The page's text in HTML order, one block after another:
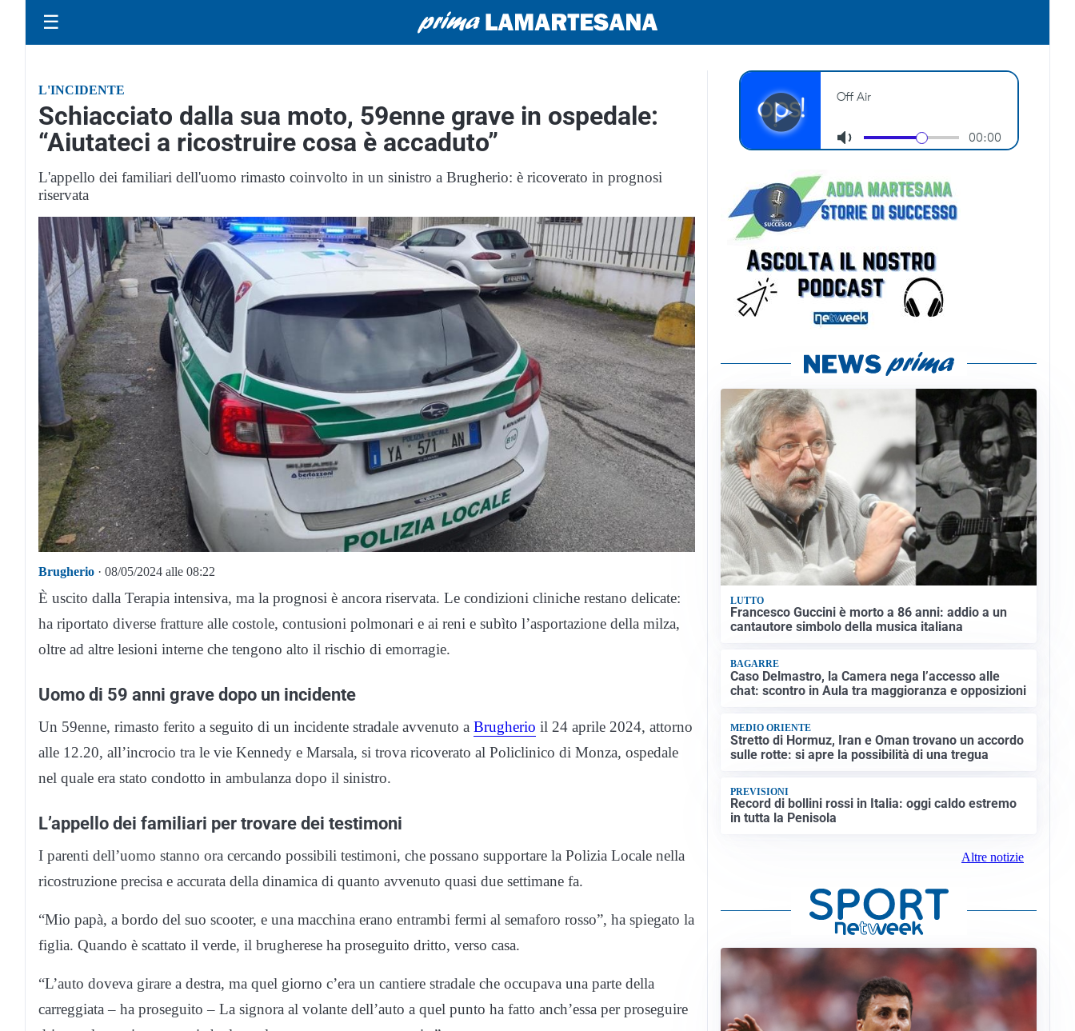
☰
L'INCIDENTE
Schiacciato dalla sua moto, 59enne grave in ospedale:
“Aiutateci a ricostruire cosa è accaduto”
L'appello dei familiari dell'uomo rimasto coinvolto in un sinistro a Brugherio: è ricoverato in prognosi
riservata
Brugherio · 08/05/2024 alle 08:22
È uscito dalla Terapia intensiva, ma la prognosi è ancora riservata. Le condizioni cliniche restano delicate:
ha riportato diverse fratture alle costole, contusioni polmonari e ai reni e subìto l’asportazione della milza,
oltre ad altre lesioni interne che tengono alto il rischio di emorragie.
Uomo di 59 anni grave dopo un incidente
Un 59enne, rimasto ferito a seguito di un incidente stradale avvenuto a Brugherio il 24 aprile 2024, attorno
alle 12.20, all’incrocio tra le vie Kennedy e Marsala, si trova ricoverato al Policlinico di Monza, ospedale
nel quale era stato condotto in ambulanza dopo il sinistro.
L’appello dei familiari per trovare dei testimoni
I parenti dell’uomo stanno ora cercando possibili testimoni, che possano supportare la Polizia Locale nella
ricostruzione precisa e accurata della dinamica di quanto avvenuto quasi due settimane fa.
“Mio papà, a bordo del suo scooter, e una macchina erano entrambi fermi al semaforo rosso”, ha spiegato la
figlia. Quando è scattato il verde, il brugherese ha proseguito dritto, verso casa.
“L’auto doveva girare a destra, ma quel giorno c’era un cantiere stradale che occupava una parte della
carreggiata – ha proseguito – La signora al volante dell’auto a quel punto ha fatto anch’essa per proseguire
LUTTO
Francesco Guccini è morto a 86 anni: addio a un
cantautore simbolo della musica italiana
BAGARRE
Caso Delmastro, la Camera nega l’accesso alle
chat: scontro in Aula tra maggioranza e opposizioni
MEDIO ORIENTE
Stretto di Hormuz, Iran e Oman trovano un accordo
sulle rotte: si apre la possibilità di una tregua
PREVISIONI
Record di bollini rossi in Italia: oggi caldo estremo
in tutta la Penisola
Altre notizie